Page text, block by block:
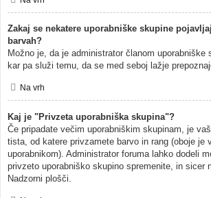
Zakaj se nekatere uporabniške skupine
barvah?
Možno je, da je administrator članom uporabniške
kar pa služi temu, da se med seboj lažje
Na vrh
Kaj je "Privzeta uporabniška skupina"?
Če pripadate večim uporabniškim skupinam, je
tista, od katere privzamete barvo in rang (oboje je
uporabnikom). Administrator foruma lahko dodeli
privzeto uporabniško skupino spremenite, in sicer
Nadzorni plošči.